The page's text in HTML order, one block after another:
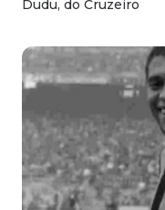
Dudu, do Cruzeiro